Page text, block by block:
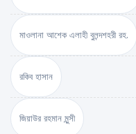
মাওলানা আশেক এলাহী বুলন্দশহরী রহ.
রকিব হাসান
জিয়াউর রহমান মুন্সী